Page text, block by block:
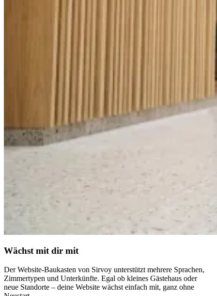
Wächst mit dir mit
Der Website-Baukasten von Sirvoy unterstützt mehrere Sprachen,
Zimmertypen und Unterkünfte. Egal ob kleines Gästehaus oder
neue Standorte – deine Website wächst einfach mit, ganz ohne